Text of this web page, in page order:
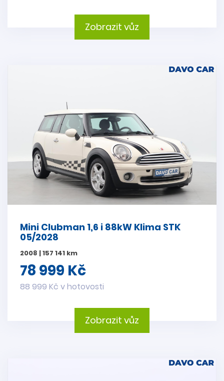
Zobrazit vůz
Mini Clubman 1,6 i 88kW Klima STK
05/2028
2008 | 157 141 km
78 999 Kč
88 999 Kč v hotovosti
Zobrazit vůz